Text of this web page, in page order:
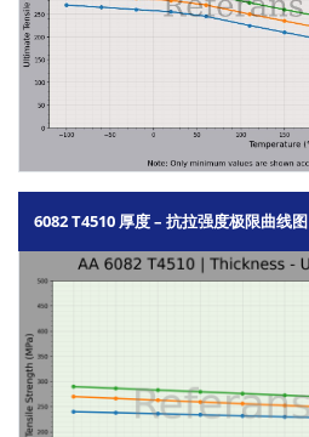
6082 T4510 厚度 – 抗拉强度极限曲线图